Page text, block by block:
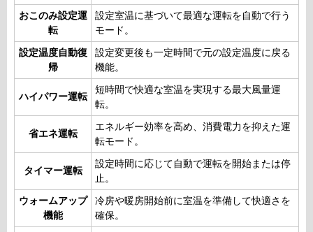
おこのみ設定運
転
設定室温に基づいて最適な運転を自動で行う
モード。
設定温度自動復
帰
設定変更後も一定時間で元の設定温度に戻る
機能。
ハイパワー運転
短時間で快適な室温を実現する最大風量運
転。
省エネ運転
エネルギー効率を高め、消費電力を抑えた運
転モード。
タイマー運転
設定時間に応じて自動で運転を開始または停
止。
ウォームアップ
機能
冷房や暖房開始前に室温を準備して快適さを
確保。